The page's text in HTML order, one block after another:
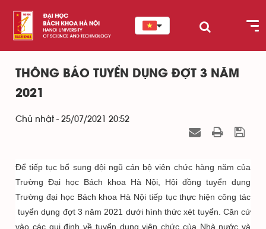
THÔNG BÁO TUYỂN DỤNG ĐỢT 3 NĂM
2021
Chủ nhật - 25/07/2021 20:52
Để tiếp tục bổ sung đội ngũ cán bộ viên chức hàng năm của
Trường Đại học Bách khoa Hà Nội, Hội đồng tuyển dụng
Trường đại học Bách khoa Hà Nội tiếp tục thực hiện công tác
tuyển dụng đợt 3 năm 2021 dưới hình thức xét tuyển. Căn cứ
vào các qui định về tuyển dụng viên chức của Nhà nước và